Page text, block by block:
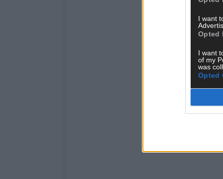
I want
Opted
I want
of my
was
Opted